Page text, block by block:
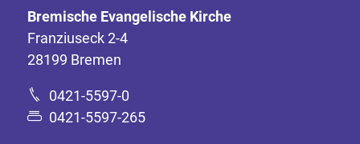
Bremische Evangelische Kirche
Franziuseck 2-4
28199 Bremen
0421-5597-0
0421-5597-265